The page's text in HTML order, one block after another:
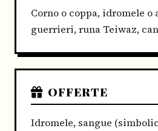
Corno o coppa, idromele o
guerrieri, runa Teiwaz,
OFFERTE
Idromele, sangue